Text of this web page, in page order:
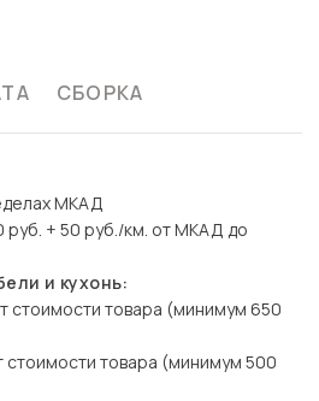
СБОРКА
МКАД
+ 50 руб./км. от МКАД до
и кухонь:
стоимости товара (минимум 650
стоимости товара (минимум 500